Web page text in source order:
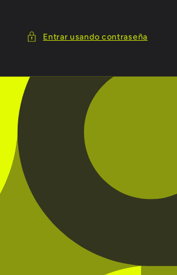
Entrar usando contraseña